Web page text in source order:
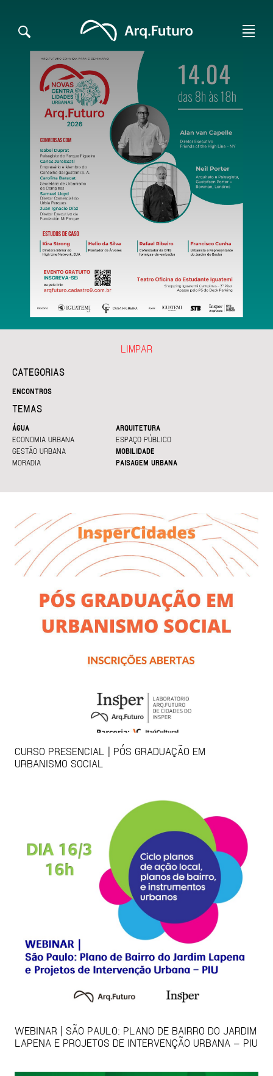
CATEGORIAS
ENCONTROS
TEMAS
ÁGUA
ARQUITETURA
ECONOMIA URBANA
ESPAÇO PÚBLICO
GESTÃO URBANA
MOBILIDADE
MORADIA
PAISAGEM URBANA
LIMPAR
CURSO PRESENCIAL | PÓS GRADUAÇÃO EM
URBANISMO SOCIAL
WEBINAR | SÃO PAULO: PLANO DE BAIRRO DO JARDIM
LAPENA E PROJETOS DE INTERVENÇÃO URBANA – PIU